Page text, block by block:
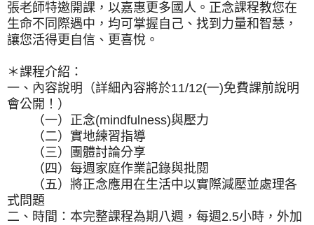
張老師特邀開課，以嘉惠更多國人。正念課程教您在
生命不同際遇中，均可掌握自己、找到力量和智慧，
讓您活得更自信、更喜悅。
＊課程介紹：
一、內容說明（詳細內容將於11/12(一)免費課前說明
會公開！）
（一）正念(mindfulness)與壓力
（二）實地練習指導
（三）團體討論分享
（四）每週家庭作業記錄與批閱
（五）將正念應用在生活中以實際減壓並處理各
式問題
二、時間：本完整課程為期八週，每週2.5小時，外加